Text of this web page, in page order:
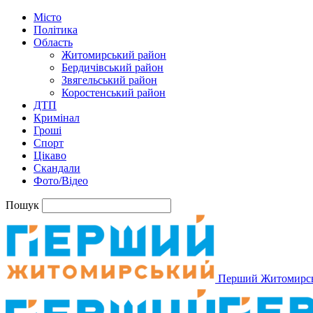
Місто
Політика
Область
Житомирський район
Бердичівський район
Звягельський район
Коростенський район
ДТП
Кримінал
Гроші
Спорт
Цікаво
Скандали
Фото/Відео
Пошук
Перший